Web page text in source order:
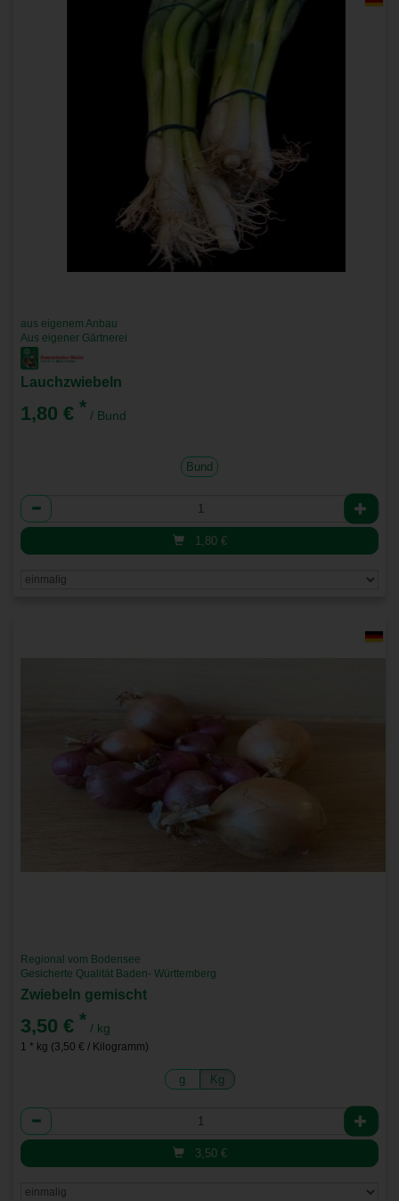
aus eigenem Anbau
Aus eigener Gärtnerei
Lauchzwiebeln
1,80 € * / Bund
Bund
Anzahl
1,80 €
Regional vom Bodensee
Gesicherte Qualität Baden- Württemberg
Zwiebeln gemischt
3,50 € * / kg
1 * kg (3,50 € / Kilogramm)
g Kg
Anzahl
3,50 €